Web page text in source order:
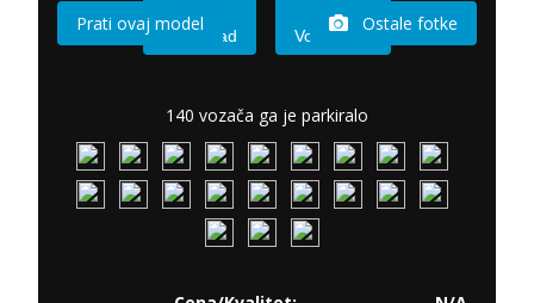
Imam sad Vozio sam
Prati ovaj model Ostale fotke
140 vozača ga je parkiralo